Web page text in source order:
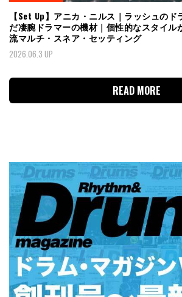
【Set Up】アニカ・ニルス｜ラッシュの
だ凄腕ドラマーの機材｜個性的なスタイル
流マルチ・スネア・セッティング
2026.06.3 UP
READ MORE